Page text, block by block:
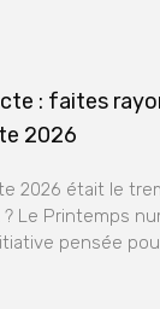
: faites
2026
2026 était le
Le Printemps
pensée